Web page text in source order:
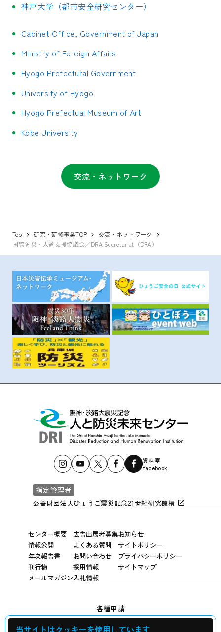
神戸大学（都市安全研究センター）
Cabinet Office, Government of Japan
Ministry of Foreign Affairs
Hyogo Prefectural Government
University of Hyogo
Hyogo Prefectual Museum of Art
Kobe University
交流・ネットワーク
Top 研究・研修事業TOP
交流・ネットワーク
国際防災・人道支援協議会／DRA Secretariat（DRA）
資料室
facebook
指定管理者
公益財団法人ひょうご震災記念21世紀研究機構
センター概要
情報公開
年次報告書
刊行物
メールマガジン
広告出展者募集
よくある質問
お問い合わせ
採用情報
入札情報
お知らせ
サイトポリシー
プライバシーポリシー
サイトマップ
各種申請
当サイトはクッキーを使用しています